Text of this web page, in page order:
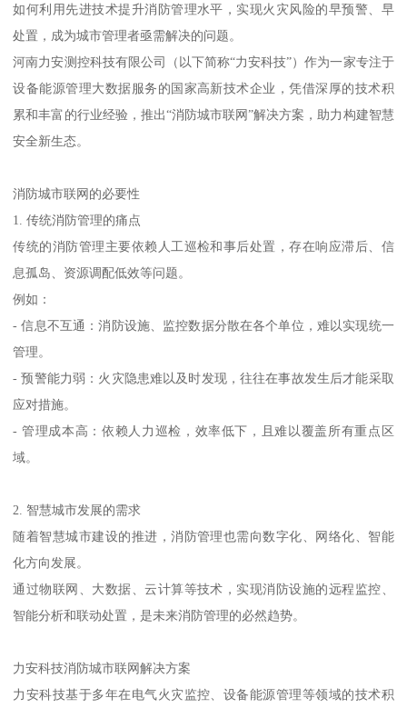
如何利用先进技术提升消防管理水平，实现火灾风险的早预警、早
处置，成为城市管理者亟需解决的问题。
河南力安测控科技有限公司（以下简称“力安科技”）作为一家专注于
设备能源管理大数据服务的国家高新技术企业，凭借深厚的技术积
累和丰富的行业经验，推出“消防城市联网”解决方案，助力构建智慧
安全新生态。
消防城市联网的必要性
1. 传统消防管理的痛点
传统的消防管理主要依赖人工巡检和事后处置，存在响应滞后、信
息孤岛、资源调配低效等问题。
例如：
- 信息不互通：消防设施、监控数据分散在各个单位，难以实现统一
管理。
- 预警能力弱：火灾隐患难以及时发现，往往在事故发生后才能采取
应对措施。
- 管理成本高：依赖人力巡检，效率低下，且难以覆盖所有重点区
域。
2. 智慧城市发展的需求
随着智慧城市建设的推进，消防管理也需向数字化、网络化、智能
化方向发展。
通过物联网、大数据、云计算等技术，实现消防设施的远程监控、
智能分析和联动处置，是未来消防管理的必然趋势。
力安科技消防城市联网解决方案
力安科技基于多年在电气火灾监控、设备能源管理等领域的技术积